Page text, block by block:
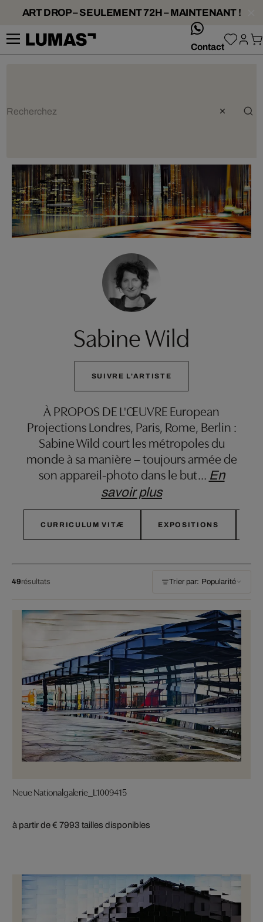
ART DROP – SEULEMENT 72H – MAINTENANT !
Contact
Sabine Wild
SUIVRE L'ARTISTE
À PROPOS DE L'ŒUVRE European
Projections Londres, Paris, Rome, Berlin :
Sabine Wild court les métropoles du
monde à sa manière – toujours armée de
son appareil-photo dans le but… En
savoir plus
CURRICULUM VITÆ EXPOSITIONS
49résultats Trier par: Popularité
Neue Nationalgalerie_L1009415
à partir de € 7993 tailles disponibles